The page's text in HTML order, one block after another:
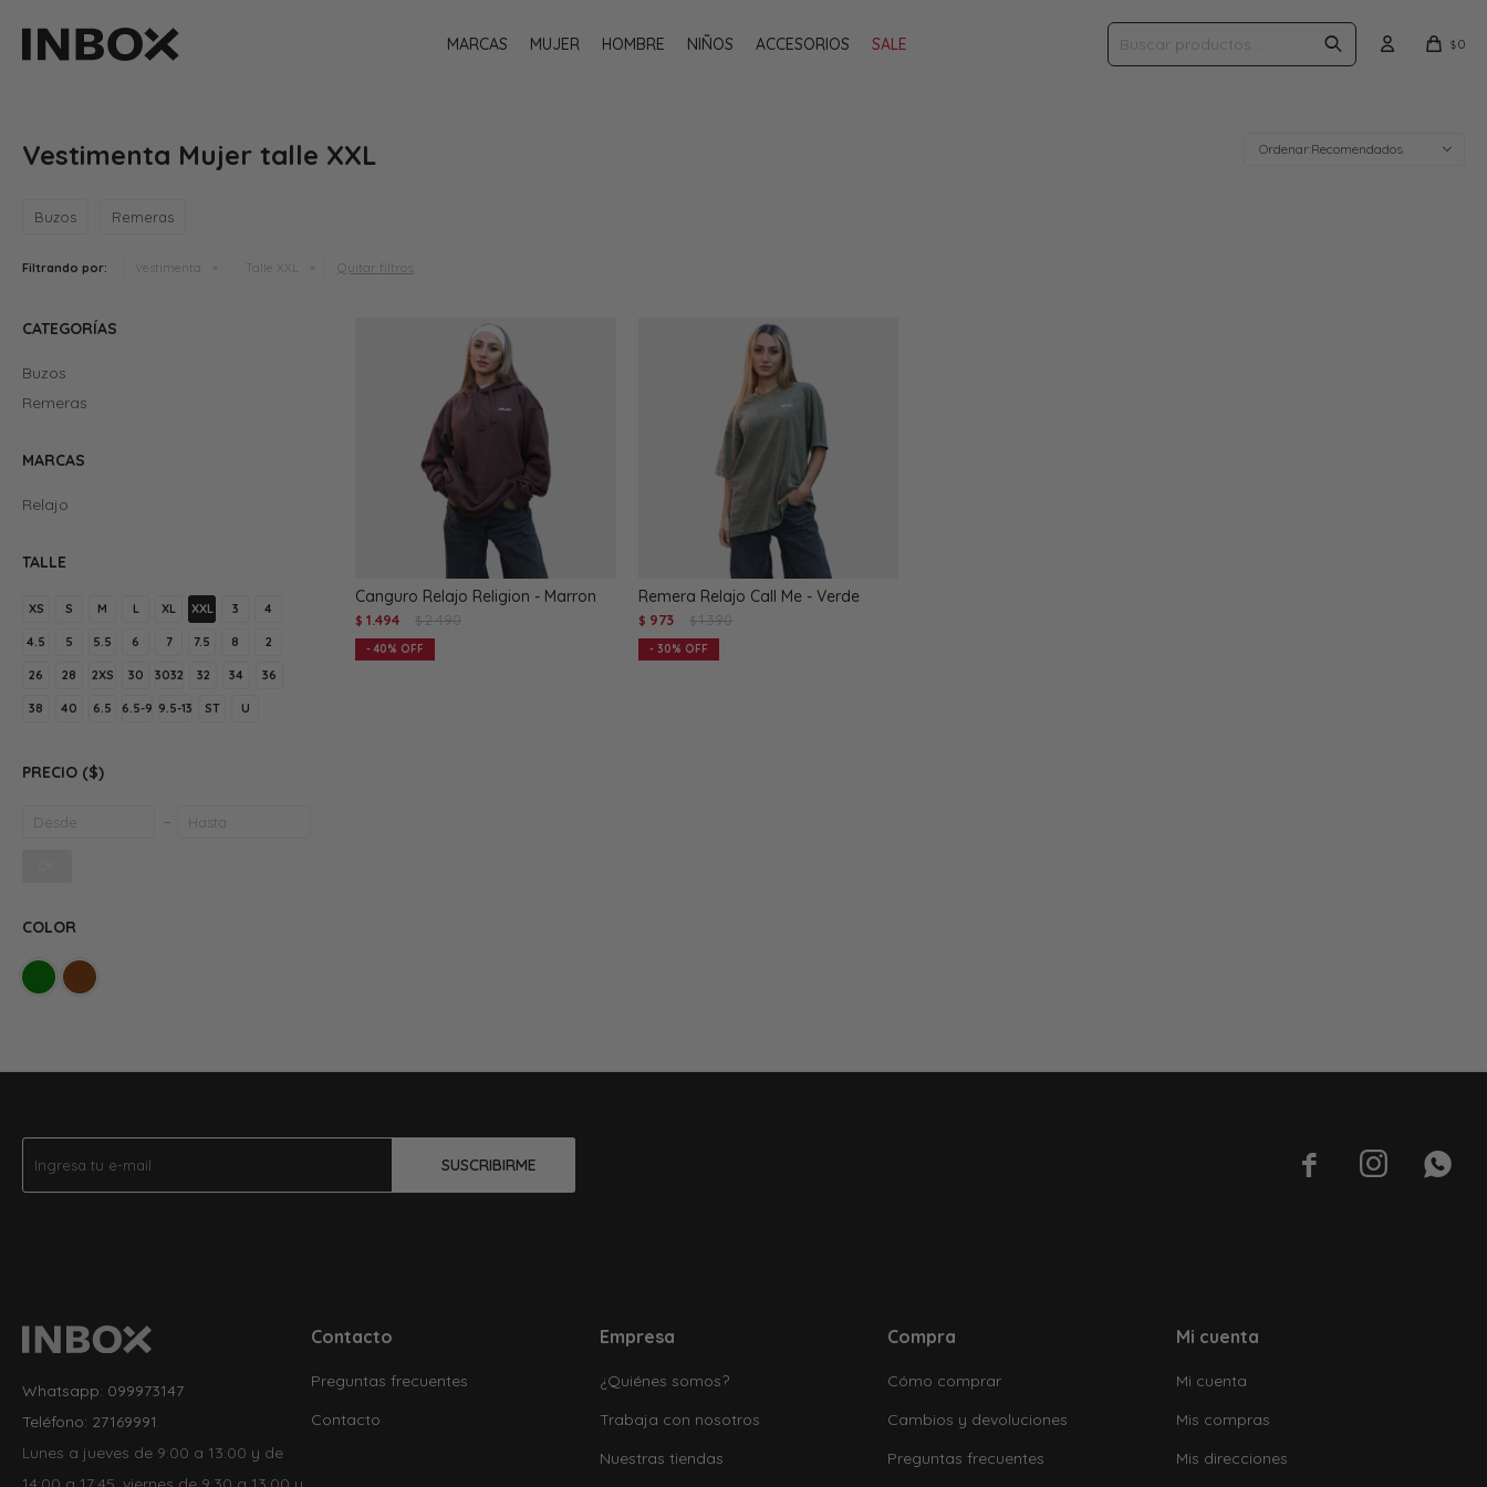
MARCAS MUJER HOMBRE NIÑOS ACCESORIOS SALE $0
Vestimenta Mujer talle XXL Recomendados
Buzos Remeras
Filtrando por: Vestimenta Talle XXL Quitar filtros
Canguro Relajo Religion - Marron
$ 1.494 $ 2.490
40
Remera Relajo Call Me - Verde
$ 973 $ 1.390
30
CATEGORÍAS
Buzos
Remeras
MARCAS
Relajo
TALLE
XS S M L XL XXL 3 4
4.5 5 5.5 6 7 7.5 8 2
26 28 2XS 30 3032 32 34 36
38 40 6.5 6.5-9 9.5-13 ST U
PRECIO ($)
COLOR
SUSCRIBIRME   
Whatsapp: 099973147
Teléfono: 27169991
Lunes a jueves de 9:00 a 13:00 y de
Contacto
Preguntas frecuentes
Contacto
Empresa
¿Quiénes somos?
Trabaja con nosotros
Nuestras tiendas
Compra
Cómo comprar
Cambios y devoluciones
Preguntas frecuentes
Mi cuenta
Mi cuenta
Mis compras
Mis direcciones